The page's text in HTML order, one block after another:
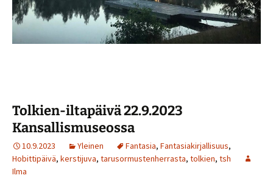
Tolkien-iltapäivä 22.9.2023
Kansallismuseossa
10.9.2023 Yleinen Fantasia, Fantasiakirjallisuus,
Hobittipäivä, kerstijuva, tarusormustenherrasta, tolkien, tsh
Ilma